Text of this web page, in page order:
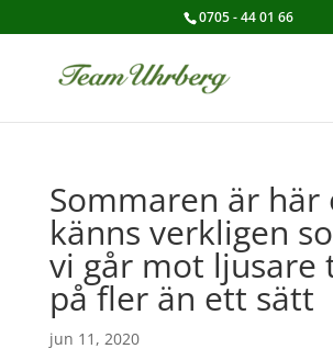
0705 - 44 01 66
Sommaren är här
känns verkligen
vi går mot ljusare
på fler än ett sätt
jun 11, 2020